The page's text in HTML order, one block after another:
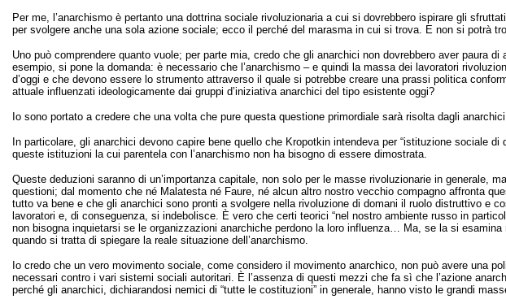
Per me, l’anarchismo è pertanto una dottrina sociale rivoluzionaria a cui si dovrebbero ispirare gli
per svolgere anche una sola azione sociale; ecco il perché del marasma in cui si trova. E non si potrà
Uno può comprendere quanto vuole; per parte mia, credo che gli anarchici non dovrebbero aver paura
esempio, si pone la domanda: è necessario che l’anarchismo – e quindi la massa dei lavoratori
d’oggi e che devono essere lo strumento attraverso il quale si potrebbe creare una prassi politica
attuale influenzati ideologicamente dai gruppi d’iniziativa anarchici del tipo esistente oggi?
Io sono portato a credere che una volta che pure questa questione primordiale sarà risolta dagli
In particolare, gli anarchici devono capire bene quello che Kropotkin intendeva per “istituzione sociale
queste istituzioni la cui parentela con l’anarchismo non ha bisogno di essere dimostrata.
Queste deduzioni saranno di un’importanza capitale, non solo per le masse rivoluzionarie in
questioni; dal momento che né Malatesta né Faure, né alcun altro nostro vecchio compagno affronta
tutto va bene e che gli anarchici sono pronti a svolgere nella rivoluzione di domani il ruolo distruttivo e
lavoratori e, di conseguenza, si indebolisce. È vero che certi teorici “nel nostro ambiente russo in
non bisogna inquietarsi se le organizzazioni anarchiche perdono la loro influenza… Ma, se la si
quando si tratta di spiegare la reale situazione dell’anarchismo.
Io credo che un vero movimento sociale, come considero il movimento anarchico, non può avere una
necessari contro i vari sistemi sociali autoritari. È l’assenza di questi mezzi che fa sì che l’azione
perché gli anarchici, dichiarandosi nemici di “tutte le costituzioni” in generale, hanno visto le grandi